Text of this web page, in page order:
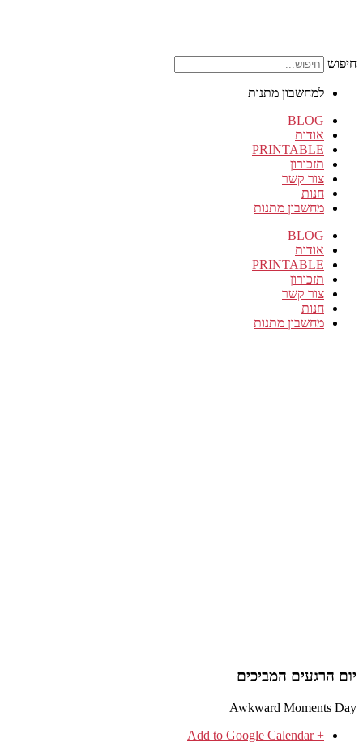
חיפוש
למחשבון מתנות
BLOG
אודות
PRINTABLE
תזכורון
צור קשר
חנות
מחשבון מתנות
BLOG
אודות
PRINTABLE
תזכורון
צור קשר
חנות
מחשבון מתנות
יום הרגעים המביכים
Awkward Moments Day
+ Add to Google Calendar